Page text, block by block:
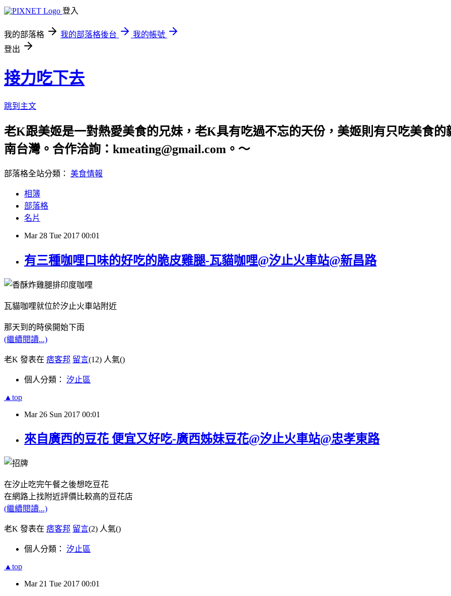
登入
我的部落格 我的部落格後台
我的帳號
登出
接力吃下去
跳到主文
老K跟美姬是一對熱愛美食的兄妹，老K具有吃過不忘的天份，美姬則有只吃美食
南台灣。合作洽詢：kmeating@gmail.com。～
部落格全站分類： 美食情報
相簿
部落格
名片
Mar 28 Tue 2017 00:01
有三種咖哩口味的好吃的脆皮雞腿-瓦貓咖哩@汐止火車站@新昌路
瓦貓咖哩就位於汐止火車站附近
那天到的時侯開始下雨
(繼續閱讀...)
老K 發表在 痞客邦 留言(12) 人氣()
個人分類： 汐止區
▲top
Mar 26 Sun 2017 00:01
來自廣西的豆花 便宜又好吃-廣西姊妹豆花@汐止火車站@忠孝東路
在汐止吃完午餐之後想吃豆花
在網路上找附近評價比較高的豆花店
(繼續閱讀...)
老K 發表在 痞客邦 留言(2) 人氣()
個人分類： 汐止區
▲top
Mar 21 Tue 2017 00:01